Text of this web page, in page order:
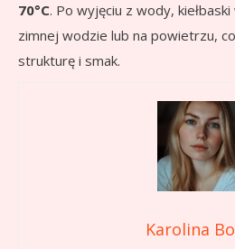
70°C. Po wyjęciu z wody,
zimnej wodzie lub na powietrzu,
strukturę i smak.
Karolina